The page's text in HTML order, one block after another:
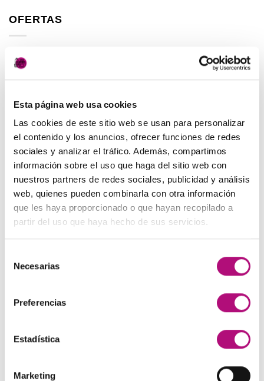
Esta página web usa cookies
Las cookies de este sitio web se usan para personalizar
el contenido y los anuncios, ofrecer funciones de redes
sociales y analizar el tráfico. Además, compartimos
información sobre el uso que haga del sitio web con
nuestros partners de redes sociales, publicidad y análisis
web, quienes pueden combinarla con otra información
que les haya proporcionado o que hayan recopilado a
partir del uso que haya hecho de sus servicios.
Necesarias
Preferencias
Estadística
Marketing
OFERTAS
Elisièr Instant Bond Tratamiento
original
137,00€.
actual
130,00€.
Elisièr Tratamiento Instantaneo 50ml
48,00€ El
precio
original
era:
48,00€.
45,00 €El
precio
actual
es:
45,00€.
(IVA incluido)
Paleta de Maquillaje Avon
32,99€ El
precio
original
era:
32,99€.
28,50€El
precio
actual
es:
28,50€.
(IVA incluido)
Maquíllate
precio
8,50
El(IVA incluido)
Pendientes Negro
Champú Huile d´etoile